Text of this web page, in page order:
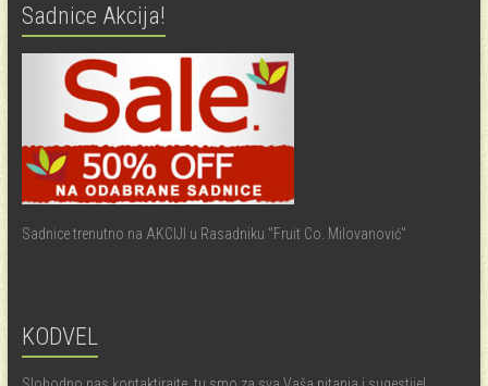
Sadnice Akcija!
Sadnice trenutno na AKCIJI u Rasadniku "Fruit Co. Milovanović"
KODVEL